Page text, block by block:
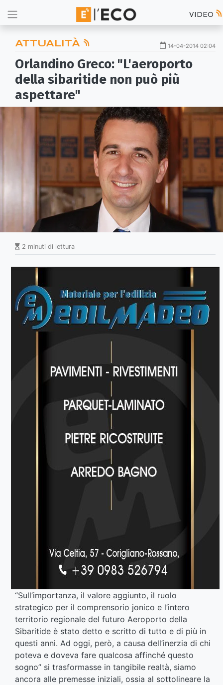
VIDEO
ATTUALITÀ 14-04-2014 02:04
Orlandino Greco: "L'aeroporto
della sibaritide non può più
aspettare"
2 minuti di lettura
“Sull’importanza, il valore aggiunto, il ruolo
strategico per il comprensorio jonico e l’intero
territorio regionale del futuro Aeroporto della
Sibaritide è stato detto e scritto di tutto e di più in
questi anni. Ad oggi, però, a causa dell’inerzia di chi
poteva e doveva fare qualcosa affinché questo
sogno” si trasformasse in tangibile realtà, siamo
ancora alle premesse iniziali, ossia al sottolineare la